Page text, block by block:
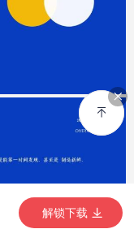
解锁下载 (10531次)
解锁下载